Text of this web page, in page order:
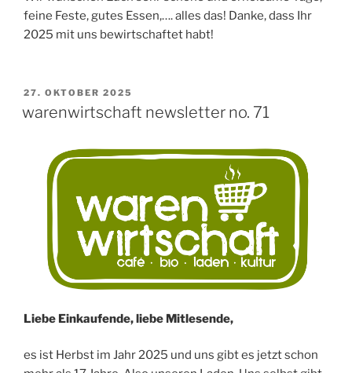
feine Feste, gutes Essen,…. alles das! Danke, dass Ihr
2025 mit uns bewirtschaftet habt!
VERÖFFENTLICHT
27. OKTOBER 2025
warenwirtschaft newsletter no. 71
Liebe Einkaufende, liebe Mitlesende,
es ist Herbst im Jahr 2025 und uns gibt es jetzt schon